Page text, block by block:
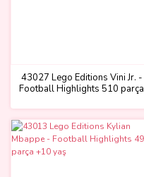
43027 Lego Editions Vini Jr. -
Football Highlights 510 parça